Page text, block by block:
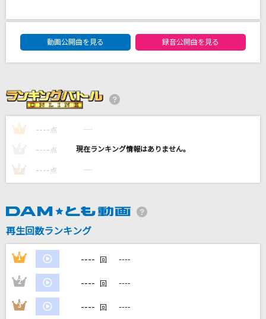
[生音]乙女座宮
[生音]Get Myself Back(from LIVE DVD&Blu-ra
y「namie amuro LIVE STYLE 2011」)
安室奈美恵
JANE DOE(ビデオクリップバージョン)
カラオケ最新情報をチェック！
カラオケをもっと楽しもう！
DAM★ともボーカルエントリーランキング
動画公開曲を見る
録音公開曲を見る
1 ---- 点 ----
---- 点 ----
3 ---- 点 ----
再生回数ランキング
1 ---- 回 ----
2 ---- 回 ----
3 ---- 回 ----